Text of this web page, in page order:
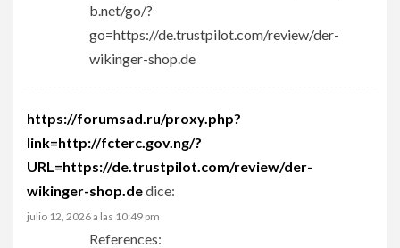
b.net/go/?
go=https://de.trustpilot.com/review/der-
wikinger-shop.de
https://forumsad.ru/proxy.php?
link=http://fcterc.gov.ng/?
URL=https://de.trustpilot.com/review/der-
wikinger-shop.dedice:
julio 12, 2026 a las 10:49 pm
References: